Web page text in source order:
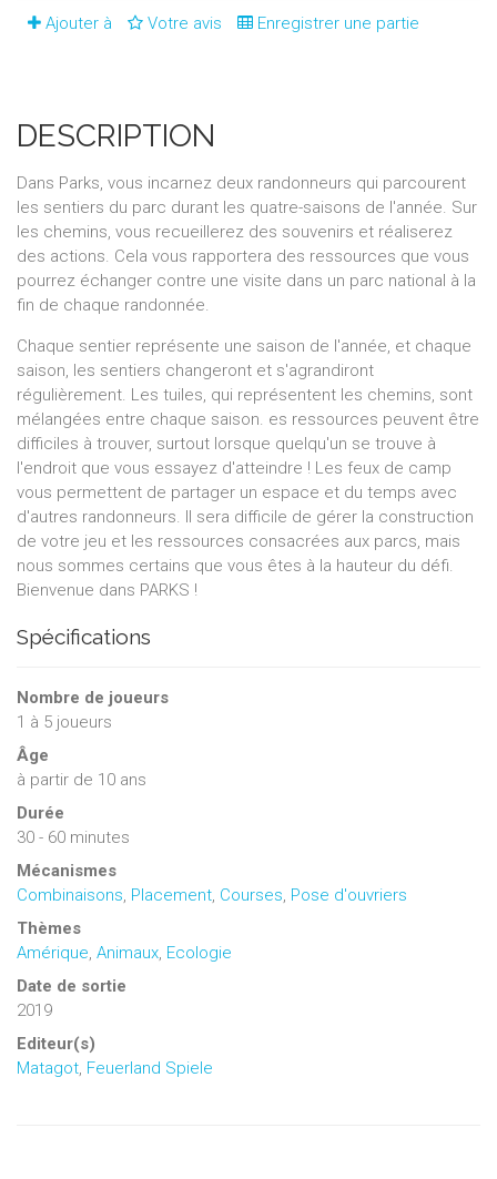
Ajouter à Votre avis Enregistrer une partie
DESCRIPTION
Dans Parks, vous incarnez deux randonneurs qui parcourent
les sentiers du parc durant les quatre-saisons de l'année. Sur
les chemins, vous recueillerez des souvenirs et réaliserez
des actions. Cela vous rapportera des ressources que vous
pourrez échanger contre une visite dans un parc national à la
fin de chaque randonnée.
Chaque sentier représente une saison de l'année, et chaque
saison, les sentiers changeront et s'agrandiront
régulièrement. Les tuiles, qui représentent les chemins, sont
mélangées entre chaque saison. es ressources peuvent être
difficiles à trouver, surtout lorsque quelqu'un se trouve à
l'endroit que vous essayez d'atteindre ! Les feux de camp
vous permettent de partager un espace et du temps avec
d'autres randonneurs. Il sera difficile de gérer la construction
de votre jeu et les ressources consacrées aux parcs, mais
nous sommes certains que vous êtes à la hauteur du défi.
Bienvenue dans PARKS !
Spécifications
Nombre de joueurs
1 à 5 joueurs
Âge
à partir de 10 ans
Durée
30 - 60 minutes
Mécanismes
Combinaisons, Placement, Courses, Pose d'ouvriers
Thèmes
Amérique, Animaux, Ecologie
Date de sortie
2019
Editeur(s)
Matagot, Feuerland Spiele